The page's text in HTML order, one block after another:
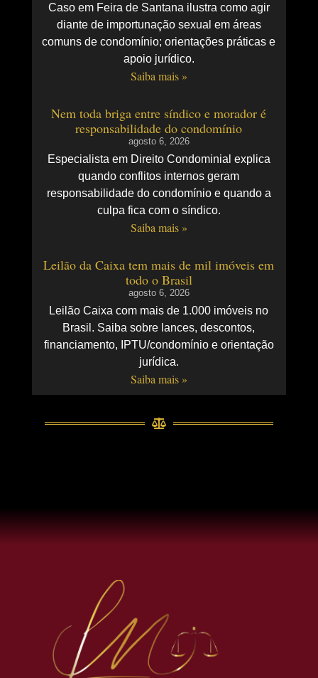
Caso em Feira de Santana ilustra como agir
diante de importunação sexual em áreas
comuns de condomínio; orientações práticas e
apoio jurídico.
Saiba mais »
Nem toda briga entre síndico e morador é
responsabilidade do condomínio
agosto 6, 2026
Especialista em Direito Condominial explica
quando conflitos internos geram
responsabilidade do condomínio e quando a
culpa fica com o síndico.
Saiba mais »
Leilão da Caixa tem mais de mil imóveis em
todo o Brasil
agosto 6, 2026
Leilão Caixa com mais de 1.000 imóveis no
Brasil. Saiba sobre lances, descontos,
financiamento, IPTU/condomínio e orientação
jurídica.
Saiba mais »